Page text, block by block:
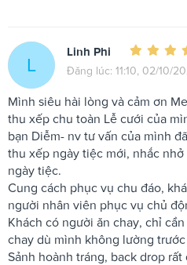
L
Linh Phi
Đăng lúc: 11:10, 02/10/
Mình siêu hài lòng và cảm ơn
thu xếp chu toàn Lễ cưới của
bạn Diễm- nv tư vấn của mình
thu xếp ngày tiệc mới, nhắc
ngày tiệc.
Cung cách phục vụ chu đáo,
người nhân viên phục vụ chủ
Khách có người ăn chay, chỉ
chay dù mình không lường
Sảnh hoành tráng, back drop